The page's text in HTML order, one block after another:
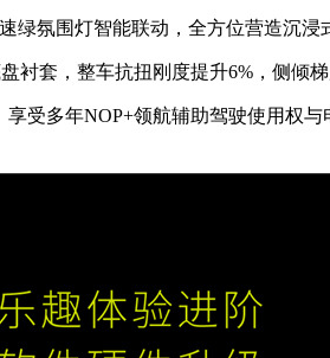
氛围灯智能联动，全方位营造沉浸
套，整车抗扭刚度提升6%，侧倾梯
多年NOP+领航辅助驾驶使用权